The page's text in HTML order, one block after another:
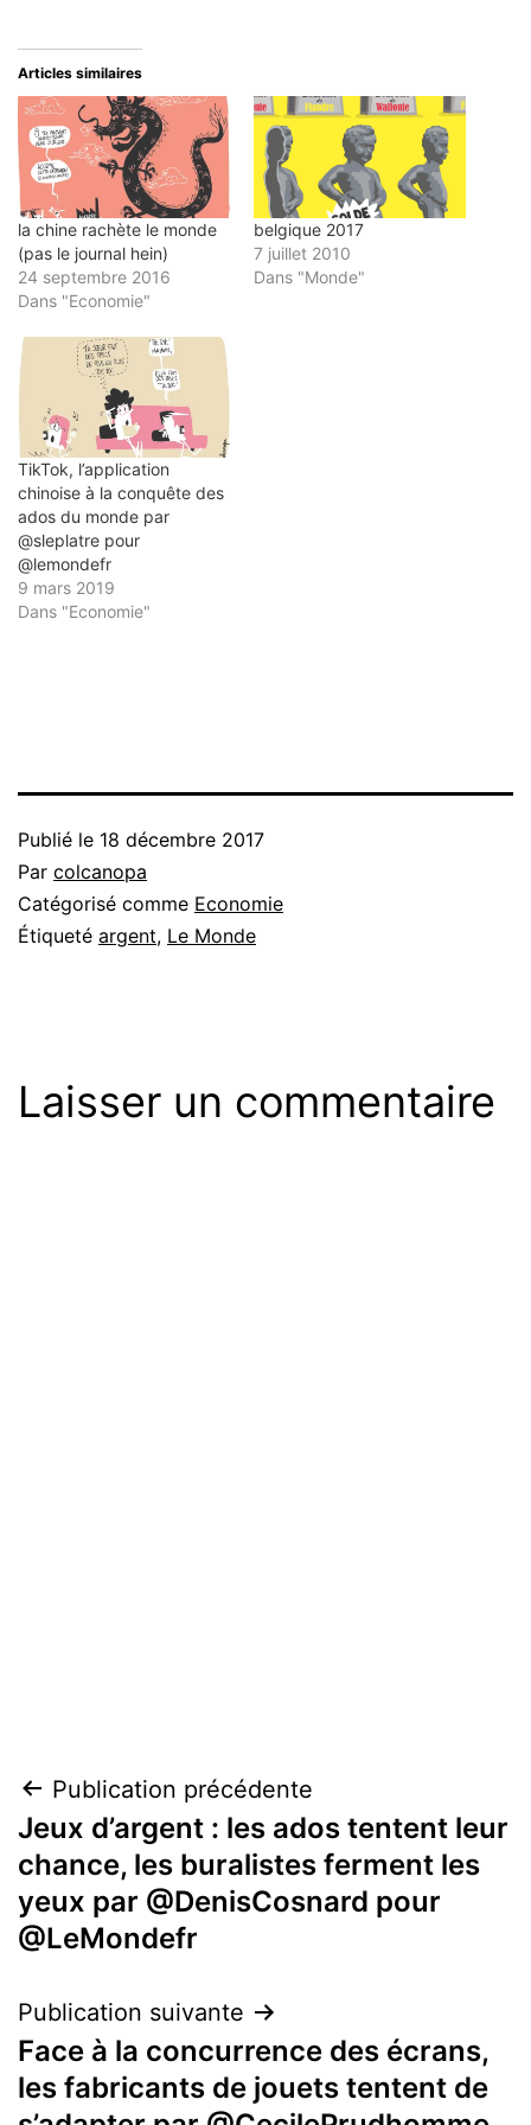
à
un
ami(ouvre
dans
une
nouvelle
fenêtre)
une
nouvelle
fenêtre)
Articles similaires
la chine rachète le monde
(pas le journal hein)
24 septembre 2016
Dans "Economie"
belgique 2017
7 juillet 2010
Dans "Monde"
TikTok, l’application
chinoise à la conquête des
ados du monde par
@sleplatre pour
@lemondefr
9 mars 2019
Dans "Economie"
Publié le 18 décembre 2017
Par colcanopa
Catégorisé comme Economie
Étiqueté argent, Le Monde
Laisser un commentaire
Navigation
de
l’article
Publication précédente
Jeux d’argent : les ados tentent leur
chance, les buralistes ferment les
yeux par @DenisCosnard pour
@LeMondefr
Publication suivante
Face à la concurrence des écrans,
les fabricants de jouets tentent de